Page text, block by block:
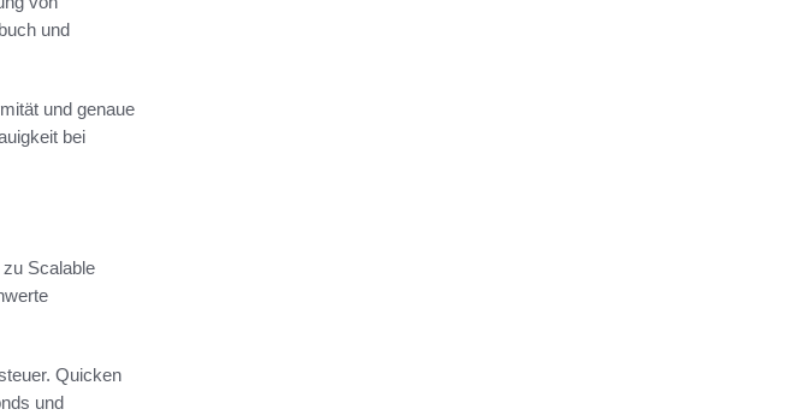
und
und genaue
bei
Scalable
Quicken
und